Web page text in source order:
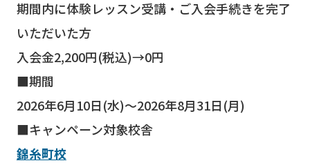
期間内に体験レッスン受講・ご入会手続きを完了
いただいた方
入会金2,200円(税込)→0円
■期間
2026年6月10日(水)～2026年8月31日(月)
■キャンペーン対象校舎
錦糸町校